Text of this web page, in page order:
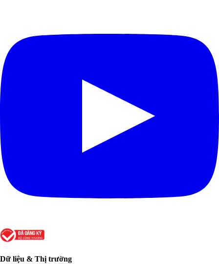
Dữ liệu & Thị trường